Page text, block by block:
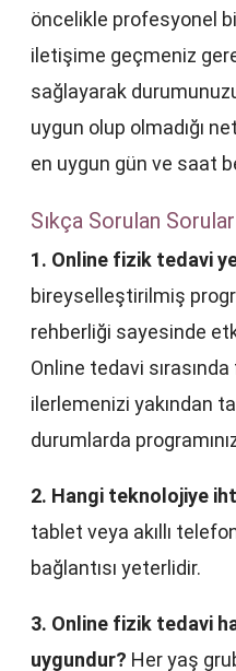
öncelikle profesyonel
iletişime geçmeniz
sağlayarak
uygun olup olmadığı
en uygun gün ve saat
Sıkça Sorulan Sorular
1. Online fizik tedavi
bireyselleştirilmiş
rehberliği sayesinde
Online tedavi
ilerlemenizi yakından
durumlarda
2. Hangi teknolojiye
tablet veya akıllı
bağlantısı yeterlidir.
3. Online fizik tedavi
uygundur? Her yaş